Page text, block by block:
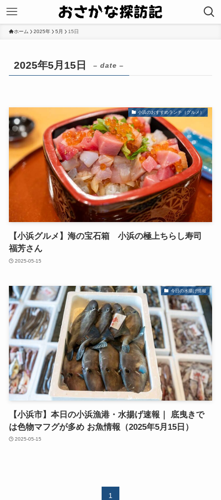
ホーム 2025年 5月 15日
2025年5月15日 – date –
小浜のおすすめランチ（グルメ）
【小浜グルメ】海の宝石箱 小浜の極上ちらし寿司
福芳さん
2025-05-15
今日の水揚げ情報
【小浜市】本日の小浜漁港・水揚げ速報｜ 底曳きで
は色物マフグが多め お魚情報（2025年5月15日）
2025-05-15
1